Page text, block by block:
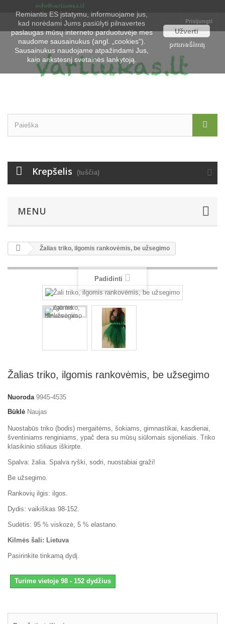
Prisijungti
Krepšelis (tuščia)
MENU
Žalias triko, ilgomis rankovėmis, be užsegimo
Padidinti
Žalias triko, ilgomis rankovėmis, be užsegimo
Nuoroda 9945-4535
Būklė Naujas
Nuostabūs triko (bodis) mergaitėms, šokiams, gimnastikai, kasdienai,
šventiniams renginiams, ypač dera su mūsų siūlomais sijonėliais. Triko
klasikinio stiliaus iškirpte.
Spalva: žalia. Spalva ryški, sodri, nuostabiai graži!
Be užsegimo.
Rankovių ilgis: ilgos.
Dydis: vaikiškas 98-152.
Sudėtis: 95 % viskozė, 5 % elastano.
Kilmės šali: Lietuva
Pasirinkite tinkamą dydį.
Turime vietoje 98 - 152 dydžius
Remiantis ES įstatymu, informuojame jus,
kad norėdami Jums pasiūlyti pilnavertes
paslaugas mūsų interneto parduotuvėje mes
naudome sausainukus (angl. „cookies“).
Sausainukus naudojame atpažindami Jus,
kaip ankstesnį svetainės lankytoją.
Užverti
pranešimą